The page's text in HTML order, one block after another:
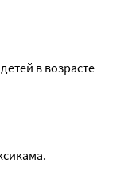
увеличить
в возрасте
тканей,
в том числе с